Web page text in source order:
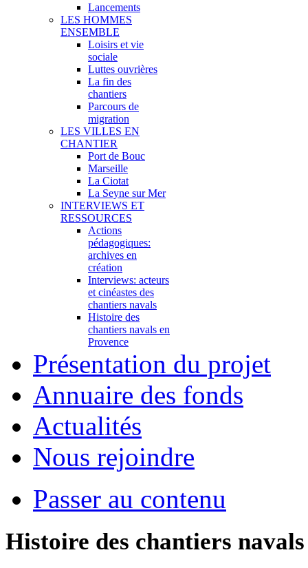
Lancements
LES HOMMES
ENSEMBLE
Loisirs et vie
sociale
Luttes ouvrières
La fin des
chantiers
Parcours de
migration
LES VILLES EN
CHANTIER
Port de Bouc
Marseille
La Ciotat
La Seyne sur Mer
INTERVIEWS ET
RESSOURCES
Actions
pédagogiques:
archives en
création
Interviews: acteurs
et cinéastes des
chantiers navals
Histoire des
chantiers navals en
Provence
Présentation du projet
Annuaire des fonds
Actualités
Nous rejoindre
Passer au contenu
Histoire des chantiers